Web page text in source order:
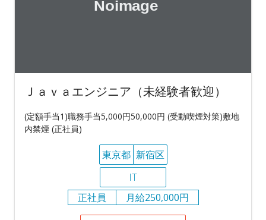
Ｊａｖａエンジニア（未経験者歓迎）
(定額手当1)職務手当5,000円50,000円 (受動喫煙対策)敷地
内禁煙 (正社員)
東京都 新宿区
IT
正社員
月給250,000円